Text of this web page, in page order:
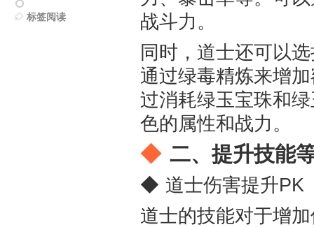
战斗力。
同时，道士还可以
通过绿毒精炼来增
过消耗绿玉宝珠和
色的属性和战力。
二、提升技能
道士伤害提升PK
道士的技能对于增
维京传奇玩家评价
标签阅读